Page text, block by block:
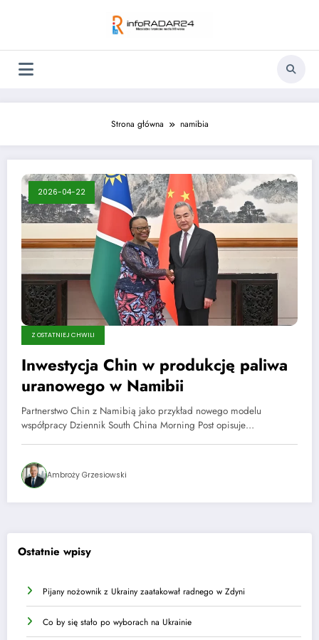
Strona główna namibia
2026-04-22
Z OSTATNIEJ CHWILI
Inwestycja Chin w produkcję paliwa
uranowego w Namibii
Partnerstwo Chin z Namibią jako przykład nowego modelu
współpracy Dziennik South China Morning Post opisuje…
Ambroży Grzesiowski
Ostatnie wpisy
Pijany nożownik z Ukrainy zaatakował radnego w Zdyni
Co by się stało po wyborach na Ukrainie